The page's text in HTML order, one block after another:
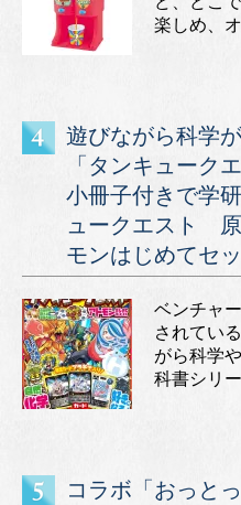
楽しめ、
遊びながら科学
「タンキューク
小冊子付きで学
ュークエスト
モンはじめてセ
ベンチャ
されてい
がら科学
科書シリ
コラボ「おっと